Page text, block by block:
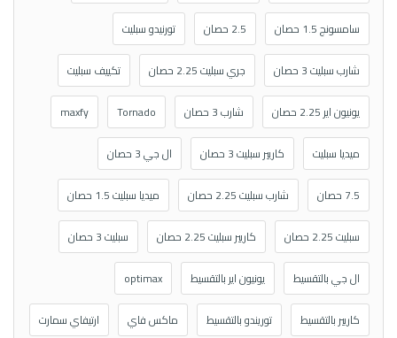
سامسونج 1.5 حصان 2.5 حصان تورنيدو سبليت
شارب سبليت 3 حصان جري سبليت 2.25 حصان تكييف سبليت
يونيون اير 2.25 حصان شارب 3 حصان Tornado
maxfy
ميديا سبليت كاريير سبليت 3 حصان ال جي 3 حصان
7.5 حصان شارب سبليت 2.25 حصان ميديا سبليت 1.5 حصان
سبليت 2.25 حصان كاريير سبليت 2.25 حصان سبليت 3 حصان
ال جي بالتقسيط يونيون اير بالتقسيط optimax
كاريير بالتقسيط توريندو بالتقسيط ماكس فاي ارتيفاي سمارت